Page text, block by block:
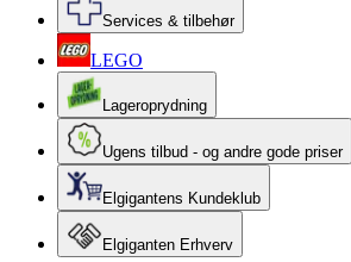
Services & tilbehør
LEGO
Lageroprydning
Ugens tilbud - og andre gode priser
Elgigantens Kundeklub
Elgiganten Erhverv